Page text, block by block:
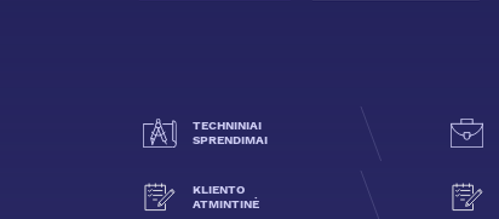
TECHNINIAI
SPRENDIMAI
KLIENTO
ATMINTINĖ